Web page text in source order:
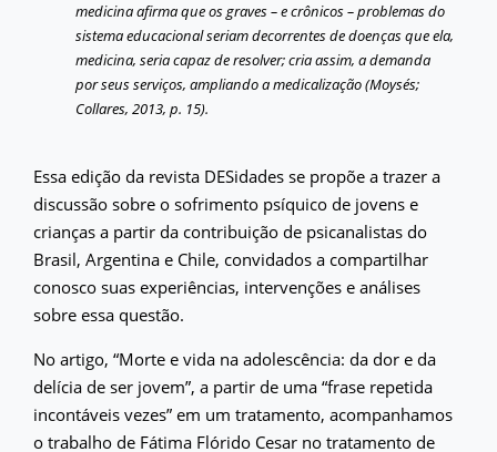
medicina afirma que os graves – e crônicos – problemas do
sistema educacional seriam decorrentes de doenças que ela,
medicina, seria capaz de resolver; cria assim, a demanda
por seus serviços, ampliando a medicalização (Moysés;
Collares, 2013, p. 15).
Essa edição da revista DESidades se propõe a trazer a
discussão sobre o sofrimento psíquico de jovens e
crianças a partir da contribuição de psicanalistas do
Brasil, Argentina e Chile, convidados a compartilhar
conosco suas experiências, intervenções e análises
sobre essa questão.
No artigo, “Morte e vida na adolescência: da dor e da
delícia de ser jovem”, a partir de uma “frase repetida
incontáveis vezes” em um tratamento, acompanhamos
o trabalho de Fátima Flórido Cesar no tratamento de